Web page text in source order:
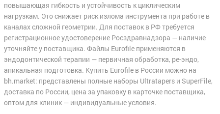
повышающая гибкость и устойчивость к циклическим
нагрузкам. Это снижает риск излома инструмента при работе в
каналах сложной геометрии. Для поставок в РФ требуется
регистрационное удостоверение Росздравнадзора — наличие
уточняйте у поставщика. Файлы Eurofile применяются в
эндодонтической терапии — первичная обработка, ре-эндо,
апикальная подготовка. Купить Eurofile в России можно на
bh.market: представлены полные наборы Ultratapers и SuperFile,
доставка по России, цена за упаковку в карточке поставщика,
оптом для клиник — индивидуальные условия.